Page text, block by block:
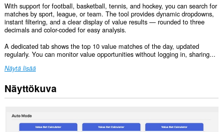
With support for football, basketball, tennis, and hockey, you can search for
matches by sport, league, or team. The tool provides dynamic dropdowns,
instant filtering, and a clear display of value results — rounded to three
decimals and color-coded for easy analysis.
A dedicated tab shows the top 10 value matches of the day, updated
regularly. You can monitor value opportunities without logging in, sharing...
Näytä lisää
Näyttökuva